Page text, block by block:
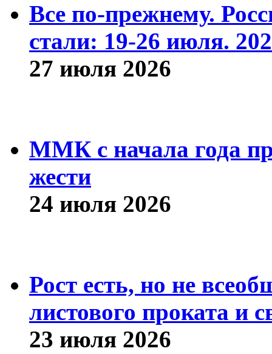
Все по-прежнему.
стали: 19-26 июля.
27 июля 2026
ММК с начала года
жести
24 июля 2026
Рост есть, но не
листового проката и
23 июля 2026